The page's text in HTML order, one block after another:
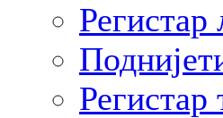
Регистар